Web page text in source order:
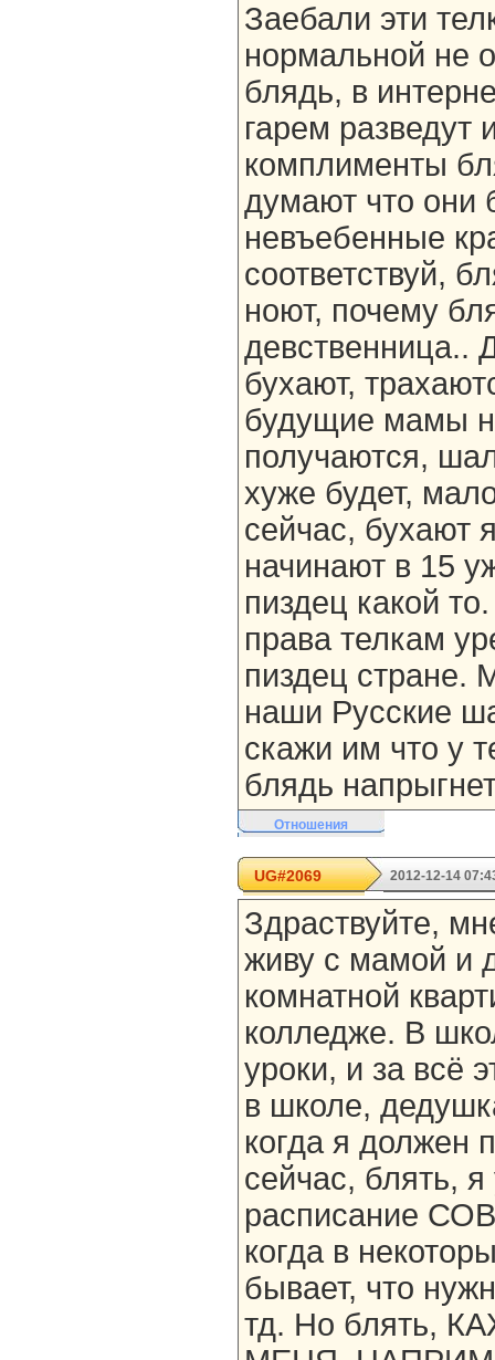
Заебали эти
нормальной не
блядь, в
гарем разведут
комплименты
думают что они
невъебенные
соответствуй,
ноют, почему
девственница..
бухают,
будущие мамы
получаются,
хуже будет,
сейчас, бухают
начинают в 15
пиздец какой
права телкам
пиздец стране.
наши Русские
скажи им что у
блядь
Отношения
UG#2069 2012-12-14
Здраствуйте,
живу с мамой и
комнатной
колледже. В
уроки, и за всё
в школе,
когда я должен
сейчас, блять,
расписание
когда в
бывает, что
тд. Но блять,